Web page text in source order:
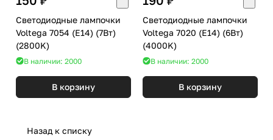
Светодиодные лампочки
Voltega 7054 (E14) (7Вт)
(2800K)
В наличии: 2000
В корзину
Светодиодные лампочки
Voltega 7020 (E14) (6Вт)
(4000K)
В наличии: 2000
В корзину
Назад к списку